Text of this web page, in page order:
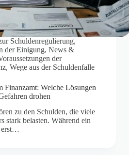
Schuldenregulierung,
der Einigung, News &
der
, Wege aus der Schuldenfalle
Finanzamt: Welche Lösungen
drohen
zu den Schulden, die viele
stark belasten. Während ein
erst…